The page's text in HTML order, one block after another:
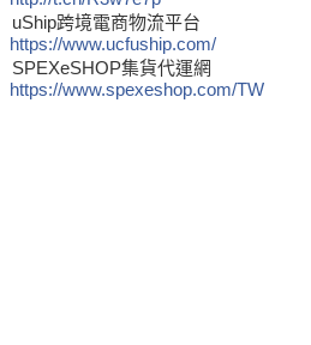
uShip跨境電商物流平台
https://www.ucfuship.com/
SPEXeSHOP集貨代運網
https://www.spexeshop.com/TW